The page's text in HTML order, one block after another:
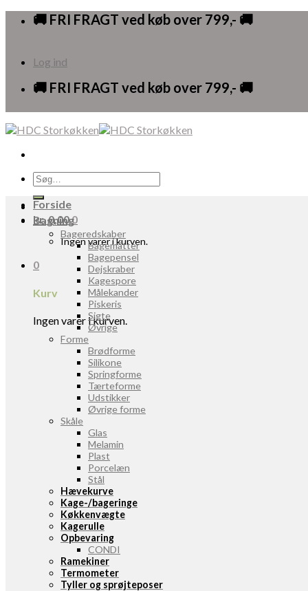
Skip
🚚 FRI FRAGT ved køb over 799,- 🚚
Log ind
🚚 FRI FRAGT ved køb over 799,- 🚚
Søg
efter:
kr.0,000
Ingen varer i kurven.
0
Kurv
Ingen varer i kurven.
Forside
Bagning
Bageredskaber
Bagemåtter
Bagepensel
Dejskraber
Kagespore
Målekander
Piskeris
Sigte
Øvrige
Forme
Brødforme
Silikone
Springforme
Tærteforme
Udstikker
Øvrige forme
Skåle
Glas
Melamin
Plast
Porcelæn
Stål
Hævekurve
Kage-/bageringe
Køkkenvægte
Kagerulle
Opbevaring
CONDI
Ramekiner
Termometer
Tyller og sprøjteposer